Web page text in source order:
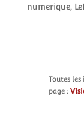
numerique,
Toutes
page :